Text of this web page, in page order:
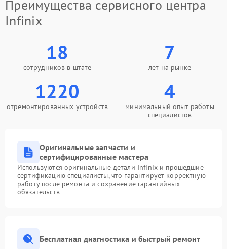
Преимущества сервисного центра
Infinix
18
сотрудников в штате
7
лет на рынке
1220
отремонтированных устройств
4
минимальный опыт работы
специалистов
Оригинальные запчасти и
сертифицированные мастера
Используются оригинальные детали Infinix и прошедшие
сертификацию специалисты, что гарантирует корректную
работу после ремонта и сохранение гарантийных
обязательств
Бесплатная диагностика и быстрый ремонт